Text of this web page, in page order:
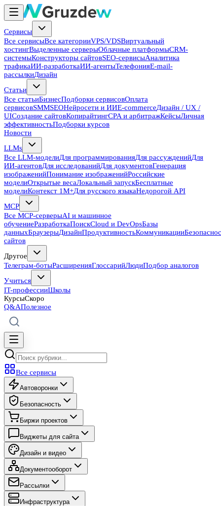
Сервисы
Все сервисыВсе категорииVPS/VDSВиртуальный
хостингВыделенные серверыОблачные платформыCRM-
системыКонструкторы сайтовSEO-сервисыАналитика
трафикаИИ-разработкаИИ-агентыТелефонияE-mail-
рассылкиДизайн
Статьи
Все статьиБизнесПодборки сервисовОплата
сервисовSMMSEOНейросети и ИИE-commerceДизайн / UX /
UIСоздание сайтовКопирайтингCPA и арбитражКейсыЛичная
эффективностьПодборки курсов
Новости
LLMs
Все LLM-моделиДля программированияДля рассужденийДля
ИИ-агентовДля исследованийДля документовГенерация
изображенийПонимание изображенийРоссийские
моделиОткрытые весаЛокальный запускБесплатные
моделиКонтекст 1M+Для русского языкаНедорогой API
MCP
Все MCP-серверыAI и машинное
обучениеРазработкаПоискCloud и DevOpsБазы
данныхБраузерыДизайнПродуктивностьКоммуникации
сайтов
Другое
Телеграм-ботыРасширенияГлоссарийЛюдиПодбор аналогов
Учиться
IT-профессииШколы
КурсыСкоро
Q&AПолезное
Все сервисы
Автоворонки
Безопасность
Биржи проектов
Виджеты для сайта
Дизайн и видео
Документооборот
Рассылки
Инфраструктура